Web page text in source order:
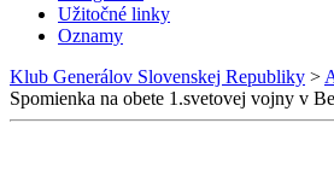
Užitočné linky
Oznamy
Klub Generálov Slovenskej Republiky >
Spomienka na obete 1.svetovej vojny v